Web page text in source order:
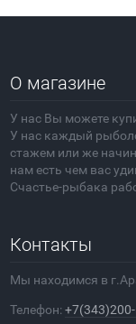
О магазине
У нас Вы можете
У нас каждый
стажем или же
нам есть чем вас
Счастье-рыбака
Контакты
Мы находимся в
Телефон: